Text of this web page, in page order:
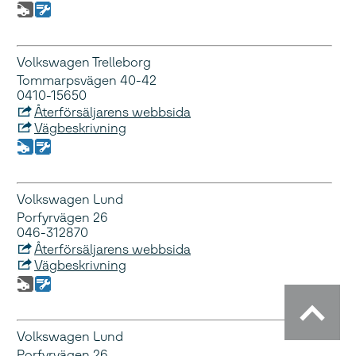
Volkswagen Trelleborg
Tommarpsvägen 40-42
0410-15650
Återförsäljarens webbsida
Vägbeskrivning
Volkswagen Lund
Porfyrvägen 26
046-312870
Återförsäljarens webbsida
Vägbeskrivning
Volkswagen Lund